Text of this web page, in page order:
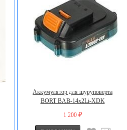
Аккумулятор для шуруповерта
BORT BAB-14x2Li-XDK
1 200 ₽